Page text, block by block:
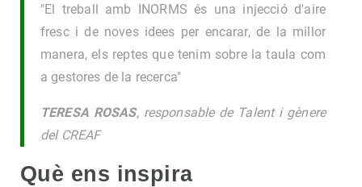
"El treball amb INORMS és una injecció d'aire
fresc i de noves idees per encarar, de la millor
manera, els reptes que tenim sobre la taula com
a gestores de la recerca"
TERESA ROSAS, responsable de Talent i gènere
del CREAF
Què ens inspira